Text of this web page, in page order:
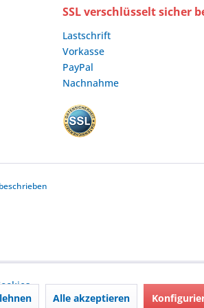
SSL verschlüsselt sicher
Lastschrift
Vorkasse
PayPal
Nachnahme
Alle akzeptieren